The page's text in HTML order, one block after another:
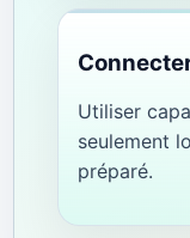
Utiliser
seulement
préparé.